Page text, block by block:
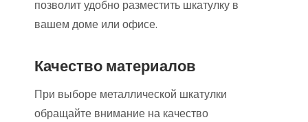
позволит удобно разместить шкатулку в
вашем доме или офисе.
Качество материалов
При выборе металлической шкатулки
обращайте внимание на качество